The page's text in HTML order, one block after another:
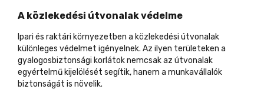
A közlekedési útvonalak védelme
Ipari és raktári környezetben a közlekedési útvonalak
különleges védelmet igényelnek. Az ilyen területeken a
gyalogosbiztonsági korlátoknemcsak az útvonalak
egyértelmű kijelölését segítik, hanem a munkavállalók
biztonságát is növelik.